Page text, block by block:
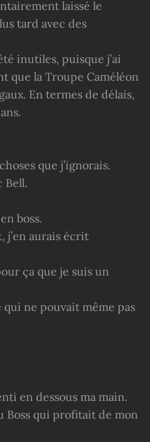
laissé le
tard avec des
inutiles, puisque j’ai
que la Troupe Caméléon
En termes de délais,
que j’ignorais.
Bell.
boss.
j’en aurais écrit
ça que je suis un
ne pouvait même pas
en dessous ma main.
Boss qui profitait de mon